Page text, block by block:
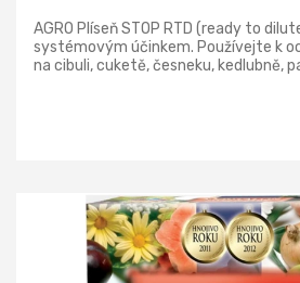
AGRO Plíseň STOP RTD (ready to
systémovým účinkem. Používejte k
na cibuli, cuketě, česneku, kedlubně,